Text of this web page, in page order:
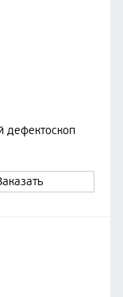
дефектоскоп